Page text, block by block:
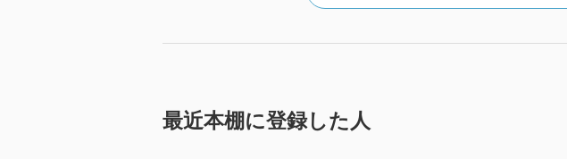
最近本棚に登録した人